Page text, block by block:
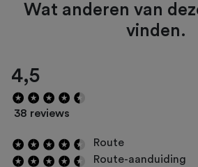
Wat anderen van
vinden.
4,5
38 reviews
Route
Route-aanduiding